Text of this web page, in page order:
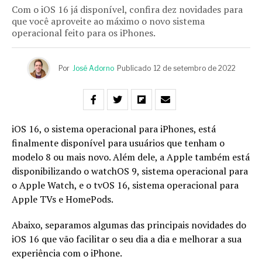
Com o iOS 16 já disponível, confira dez novidades para
que você aproveite ao máximo o novo sistema
operacional feito para os iPhones.
Por José Adorno Publicado 12 de setembro de 2022
iOS 16, o sistema operacional para iPhones, está
finalmente disponível para usuários que tenham o
modelo 8 ou mais novo. Além dele, a Apple também está
disponibilizando o watchOS 9, sistema operacional para
o Apple Watch, e o tvOS 16, sistema operacional para
Apple TVs e HomePods.
Abaixo, separamos algumas das principais novidades do
iOS 16 que vão facilitar o seu dia a dia e melhorar a sua
experiência com o iPhone.